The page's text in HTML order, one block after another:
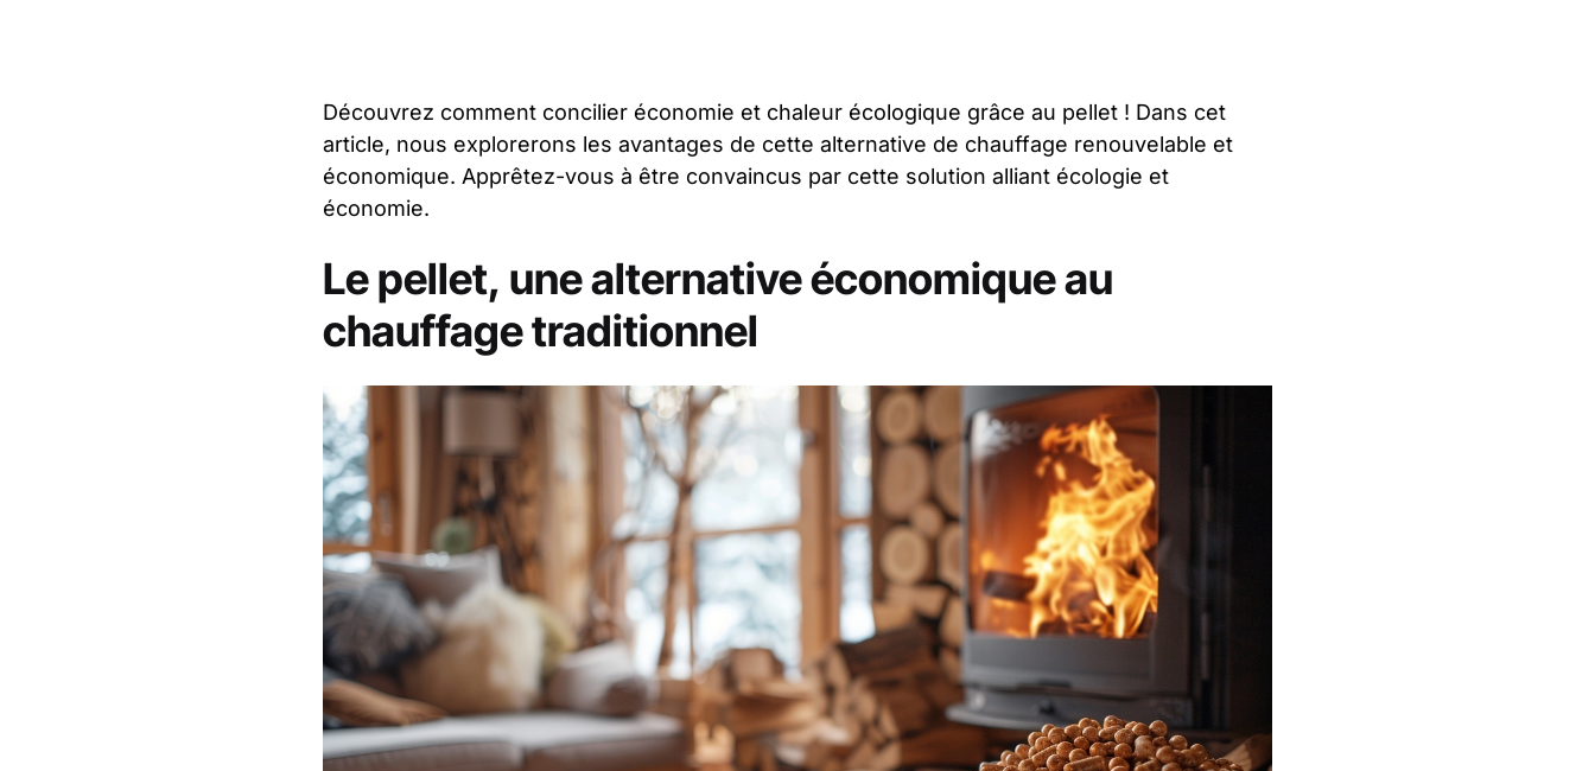
Découvrez comment concilier économie et chaleur écologique grâce au pellet ! Dans cet
article, nous explorerons les avantages de cette alternative de chauffage renouvelable et
économique. Apprêtez-vous à être convaincus par cette solution alliant écologie et
économie.
Le pellet, une alternative économique au
chauffage traditionnel